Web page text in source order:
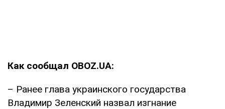
Как сообщал OBOZ.UA:
– Ранее глава украинского государства
Владимир Зеленский назвал изгнание